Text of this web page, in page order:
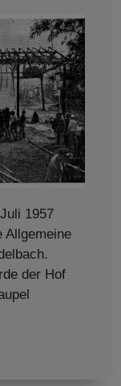
1957
Allgemeine
der Hof